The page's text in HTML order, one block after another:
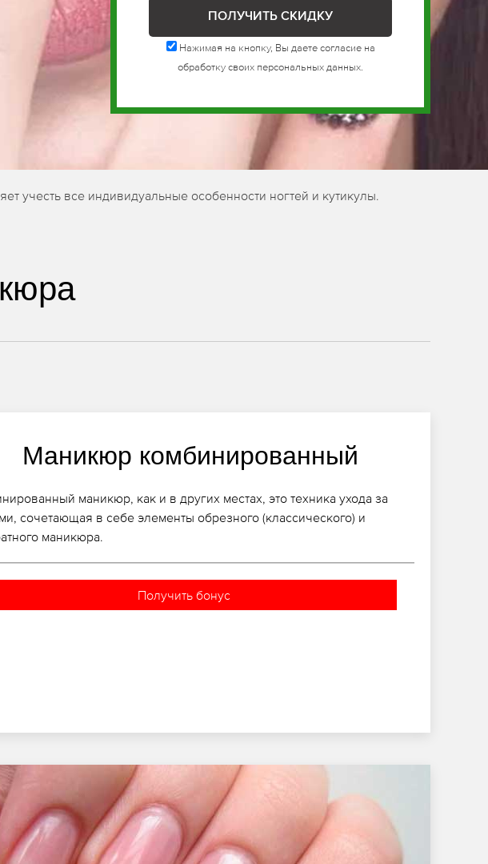
Нажимая на кнопку, Вы даете согласие на
обработку своих персональных данных.
учесть все индивидуальные особенности ногтей и кутикулы.
Маникюр комбинированный
маникюр, как и в других местах, это техника ухода за
сочетающая в себе элементы обрезного (классического) и
маникюра.
Получить бонус